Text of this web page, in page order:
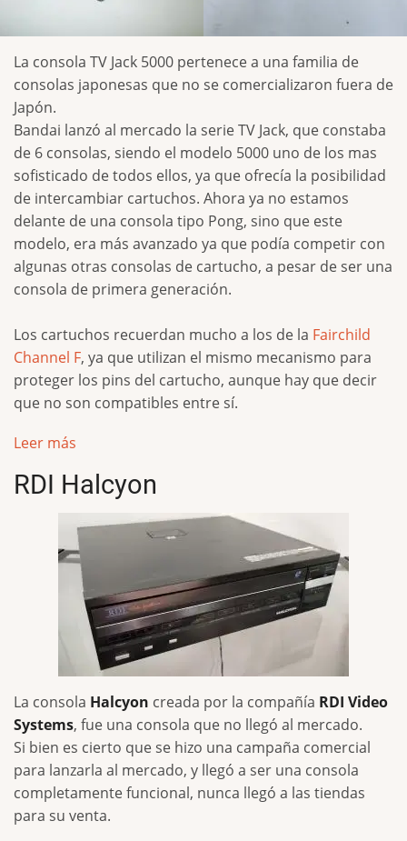
La consola TV Jack 5000 pertenece a una familia de
consolas japonesas que no se comercializaron fuera de
Japón.
Bandai lanzó al mercado la serie TV Jack, que constaba
de 6 consolas, siendo el modelo 5000 uno de los mas
sofisticado de todos ellos, ya que ofrecía la posibilidad
de intercambiar cartuchos. Ahora ya no estamos
delante de una consola tipo Pong, sino que este
modelo, era más avanzado ya que podía competir con
algunas otras consolas de cartucho, a pesar de ser una
consola de primera generación.
Los cartuchos recuerdan mucho a los de la Fairchild
Channel F, ya que utilizan el mismo mecanismo para
proteger los pins del cartucho, aunque hay que decir
que no son compatibles entre sí.
Leer más
RDI Halcyon
La consola Halcyon creada por la compañía RDI Video
Systems, fue una consola que no llegó al mercado.
Si bien es cierto que se hizo una campaña comercial
para lanzarla al mercado, y llegó a ser una consola
completamente funcional, nunca llegó a las tiendas
para su venta.